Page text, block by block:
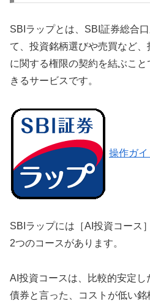
SBIラップとは、SBI証券総合
て、投資銘柄選びや売買など
に関する権限の契約を結ぶこ
きるサービスです。
操作ガイ
SBIラップには［AI投資コース
2つのコースがあります。
AI投資コースは、比較的安定
債券と言った、コストが低い